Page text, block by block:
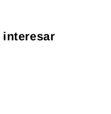
interesar